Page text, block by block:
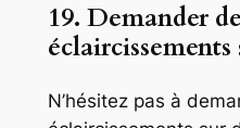
19. Demander
éclaircissements
N’hésitez pas à